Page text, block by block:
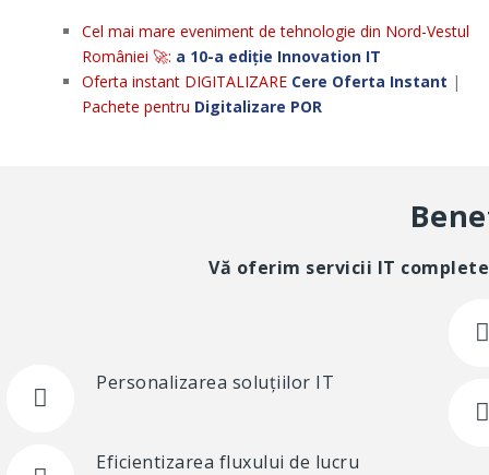
Cel mai mare eveniment de tehnologie din Nord-Vestul
României 🚀: a 10-a ediție Innovation IT
Oferta instant DIGITALIZARE Cere Oferta Instant |
Pachete pentru Digitalizare POR
Vă oferim servicii IT
Personalizarea soluțiilor IT
Eficientizarea fluxului de lucru